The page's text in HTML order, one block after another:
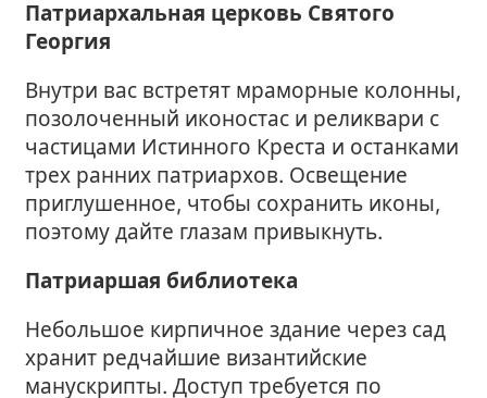
Патриархальная церковь Святого
Георгия
Внутри вас встретят мраморные колонны,
позолоченный иконостас и реликвари с
частицами Истинного Креста и останками
трех ранних патриархов. Освещение
приглушенное, чтобы сохранить иконы,
поэтому дайте глазам привыкнуть.
Патриаршая библиотека
Небольшое кирпичное здание через сад
хранит редчайшие византийские
манускрипты. Доступ требуется по